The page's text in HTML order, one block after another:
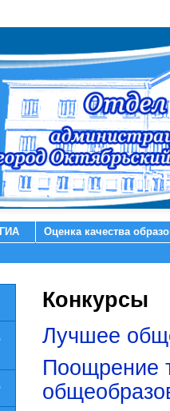
ГИА
Оценка качества
Конкурсы
Лучшее
Поощрение